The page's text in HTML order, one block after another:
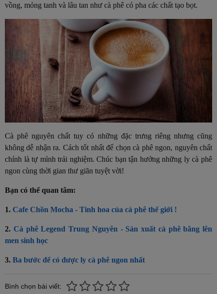
vồng, mỏng tanh và lâu tan như cà phê có pha các chất tạo bọt.
Cà phê nguyên chất tuy có những đặc trưng riêng nhưng cũng
không dễ nhận ra. Cách tốt nhất để chọn cà phê ngon, nguyên chất
chính là tự mình trải nghiệm. Chúc bạn tận hưởng những ly cà phê
ngon cùng thời gian thư giãn tuyệt vời!
Bạn có thể quan tâm:
1. Cafe Chồn Mocha - Tinh hoa của cà phê thế giới !
2. Cà phê Legend Trung Nguyên - Sản xuất cà phê bằng lên
men sinh học
3. Ba bước để có được ly cà phê ngon nhất
Bình chọn bài viết: